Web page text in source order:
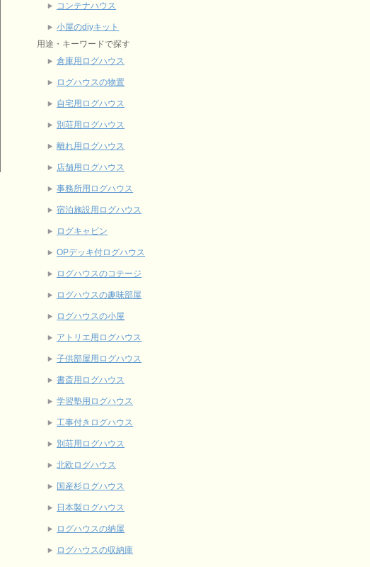
コンテナハウス
小屋のdiyキット
用途・キーワードで探す
倉庫用ログハウス
ログハウスの物置
自宅用ログハウス
別荘用ログハウス
離れ用ログハウス
店舗用ログハウス
事務所用ログハウス
宿泊施設用ログハウス
ログキャビン
OPデッキ付ログハウス
ログハウスのコテージ
ログハウスの趣味部屋
ログハウスの小屋
アトリエ用ログハウス
子供部屋用ログハウス
書斎用ログハウス
学習塾用ログハウス
工事付きログハウス
別荘用ログハウス
北欧ログハウス
国産杉ログハウス
日本製ログハウス
ログハウスの納屋
ログハウスの収納庫